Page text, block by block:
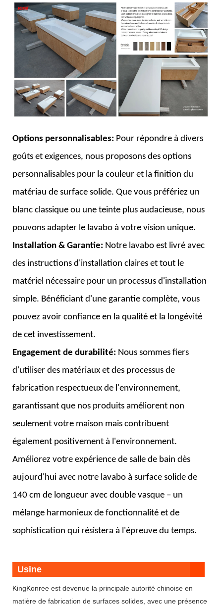
Options personnalisables: Pour répondre à divers
goûts et exigences, nous proposons des options
personnalisables pour la couleur et la finition du
matériau de surface solide. Que vous préfériez un
blanc classique ou une teinte plus audacieuse, nous
pouvons adapter le lavabo à votre vision unique.
Installation & Garantie: Notre lavabo est livré avec
des instructions d'installation claires et tout le
matériel nécessaire pour un processus d'installation
simple. Bénéficiant d'une garantie complète, vous
pouvez avoir confiance en la qualité et la longévité
de cet investissement.
Engagement de durabilité: Nous sommes fiers
d'utiliser des matériaux et des processus de
fabrication respectueux de l'environnement,
garantissant que nos produits améliorent non
seulement votre maison mais contribuent
également positivement à l'environnement.
Améliorez votre expérience de salle de bain dès
aujourd'hui avec notre lavabo à surface solide de
140 cm de longueur avec double vasque – un
mélange harmonieux de fonctionnalité et de
sophistication qui résistera à l'épreuve du temps.
Usine
KingKonree est devenue la principale autorité chinoise en
matière de fabrication de surfaces solides, avec une présence